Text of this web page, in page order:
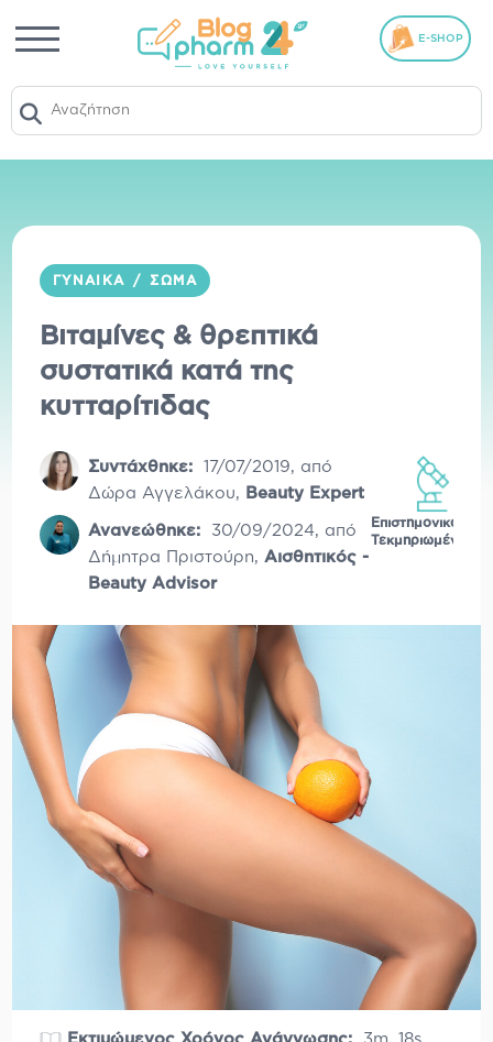
E-SHOP
ΓΥΝΑΊΚΑ / ΣΏΜΑ
Βιταμίνες & θρεπτικά
συστατικά κατά της
κυτταρίτιδας
Συντάχθηκε: 17/07/2019, από
Δώρα Αγγελάκου, Beauty Expert
Ανανεώθηκε: 30/09/2024, από
Δήμητρα Πριστούρη,Αισθητικός -
Beauty Advisor
Επιστημονικά
Τεκμηριωμένο